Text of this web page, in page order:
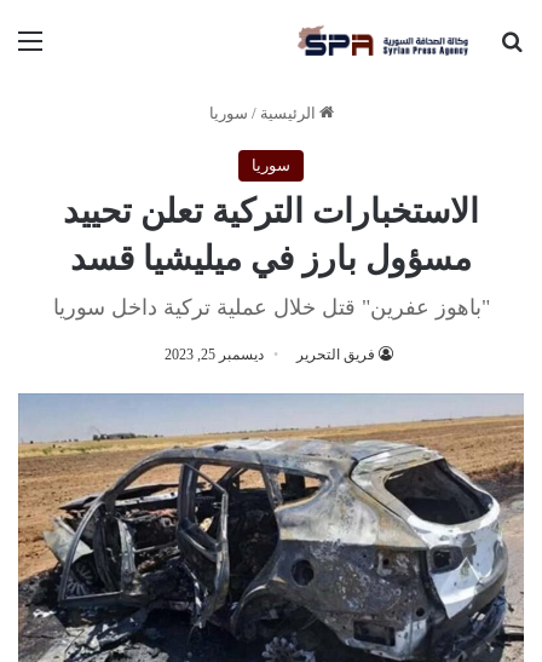
بحث عن
الرئيسية / سوريا
سوريا
الاستخبارات التركية تعلن تحييد
مسؤول بارز في ميليشيا قسد
"باهوز عفرين" قتل خلال عملية تركية داخل سوريا
فريق التحرير ديسمبر 25, 2023